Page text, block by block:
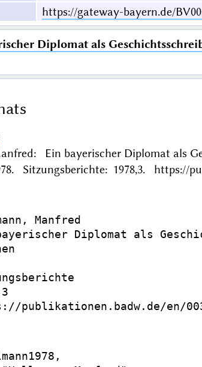
https://gateway-bayern.de/
Diplomat als
Ein bayerischer Diplomat als
Sitzungsberichte: 1978,3. https://
Manfred
Diplomat als
publikationen.badw.de/en/